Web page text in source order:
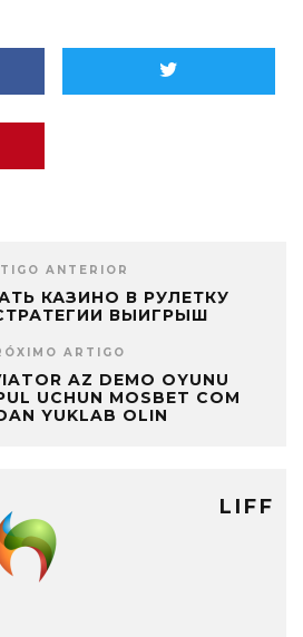
ANTERIOR
КАЗИНО В РУЛЕТКУ
ВЫИГРЫШ
ARTIGO
AZ DEMO OYUNU
UCHUN MOSBET COM
YUKLAB OLIN
LIFF